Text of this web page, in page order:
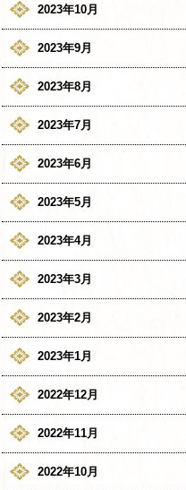
2023年10月
2023年9月
2023年8月
2023年7月
2023年6月
2023年5月
2023年4月
2023年3月
2023年2月
2023年1月
2022年12月
2022年11月
2022年10月